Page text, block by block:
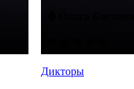
Дикторы